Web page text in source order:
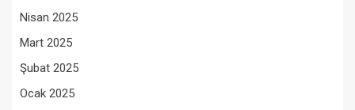
Nisan 2025
Mart 2025
Şubat 2025
Ocak 2025